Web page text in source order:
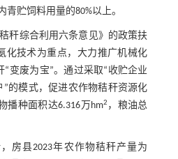
贮饲料用量的80%以上。
秆综合利用六条意见》的政策扶
化技术为重点，大力推广机械化
变废为宝”。通过采取“收贮企业
”的模式，促进农作物秸秆资源化
播种面积达6.316万hm2 ，粮油总
房县2023年农作物秸秆产量为